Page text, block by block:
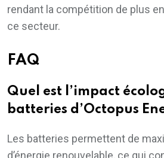
rendant la compétition de plus
ce secteur.
FAQ
Quel est l’impact
batteries d’Octopus
Les batteries permettent de
d’énergie renouvelable, ce qui